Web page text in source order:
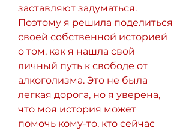
заставляют задуматься.
Поэтому я решила поделиться
своей собственной историей
о том, как я нашла свой
личный путь к свободе от
алкоголизма. Это не была
легкая дорога, но я уверена,
что моя история может
помочь кому-то, кто сейчас